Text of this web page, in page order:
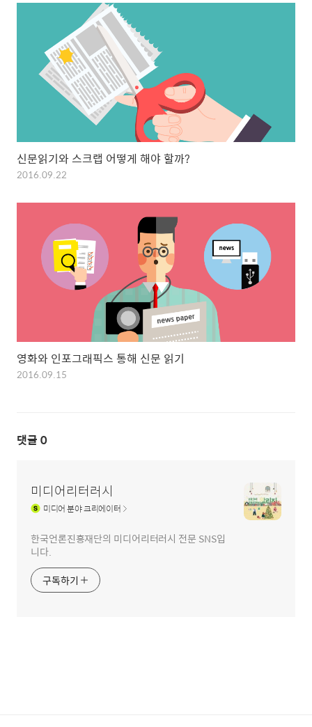
신문읽기와 스크랩 어떻게 해야 할까?
2016.09.22
영화와 인포그래픽스 통해 신문 읽기
2016.09.15
댓글 0
미디어리터러시
미디어분야 크리에이터
한국언론진흥재단의 미디어리터러시 전문 SNS입
니다.
구독하기